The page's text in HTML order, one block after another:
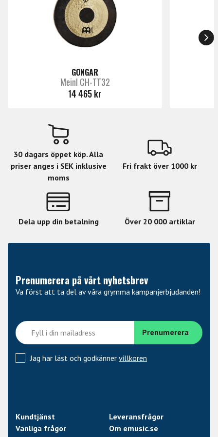
för noggrant underhåll.
GONGAR
Meinl CH-TT32
14 465 kr
30 dagars öppet köp. Alla
priser anges i SEK inklusive
moms
Fri frakt över 1000 kr
Dela upp din betalning Över 20 000 artiklar
Prenumerera på vårt nyhetsbrev
Va först att ta del av våra grymma kampanjerbjudanden!
Jag har läst och godkänner villkoren
Kundtjänst
Leveransfrågor
Vanliga frågor
Om emusic.se